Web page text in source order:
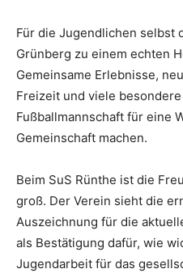
Für die Jugendlichen selbst
Grünberg zu einem echten
Gemeinsame Erlebnisse,
Freizeit und viele
Fußballmannschaft für eine
Gemeinschaft machen.
Beim SuS Rünthe ist die
groß. Der Verein sieht die
Auszeichnung für die
als Bestätigung dafür, wie
Jugendarbeit für das